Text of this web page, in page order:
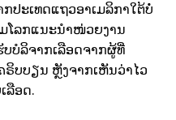
ປະເທດແຖວອາເມລິກາໃຕ້ບໍ່
ໂລກແນະນໍາໜ່ວຍງານ
ບໍລິຈາກເລືອດຈາກຜູ້ທີ່
ຣິບບຽນ ຫຼັງຈາກເຫັນວ່າໄວ
ລືອດ.